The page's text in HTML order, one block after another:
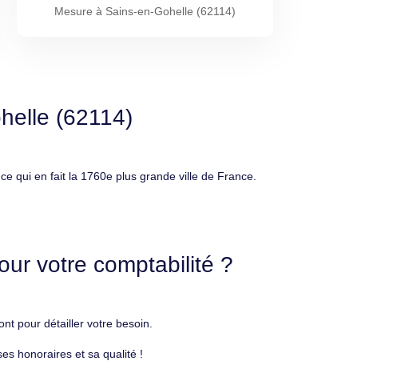
Mesure à Sains-en-Gohelle (62114)
(62114)
qui en fait la 1760e plus grande ville de France.
votre comptabilité ?
pour détailler votre besoin.
honoraires et sa qualité !